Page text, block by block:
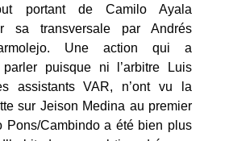
portant de Camilo Ayala
sa transversale par Andrés
Une action qui a
parler puisque ni l’arbitre Luis
assistants VAR, n’ont vu la
sur Jeison Medina au premier
Pons/Cambindo a été bien plus